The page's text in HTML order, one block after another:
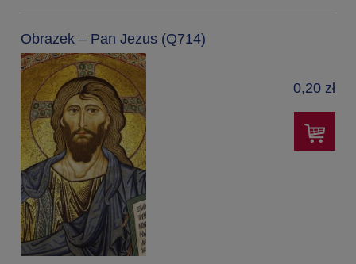
Obrazek – Pan Jezus (Q714)
0,20 zł